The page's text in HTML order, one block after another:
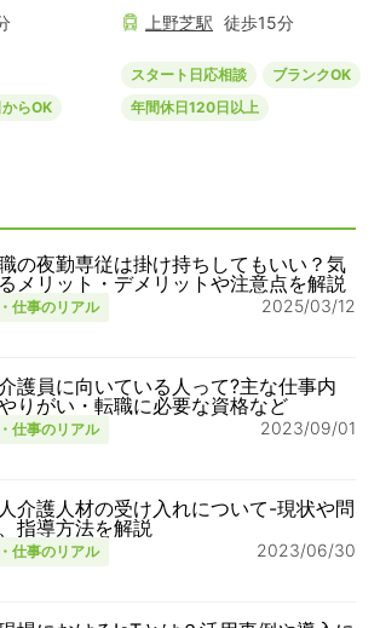
らOK
上野芝駅 徒歩15分
スタート日応相談
ブランクOK
年間休日120日以上
の夜勤専従は掛け持ちしてもいい？気
メリット・デメリットや注意点を解説
仕事のリアル 2025/03/12
護員に向いている人って?主な仕事内
りがい・転職に必要な資格など
仕事のリアル 2023/09/01
介護人材の受け入れについて-現状や問
指導方法を解説
仕事のリアル 2023/06/30